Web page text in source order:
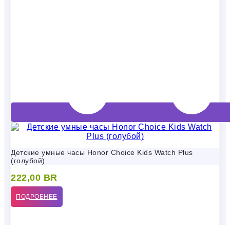
Детские умные часы Honor Choice Kids Watch Plus
(голубой)
222,00 BR
ПОДРОБНЕЕ